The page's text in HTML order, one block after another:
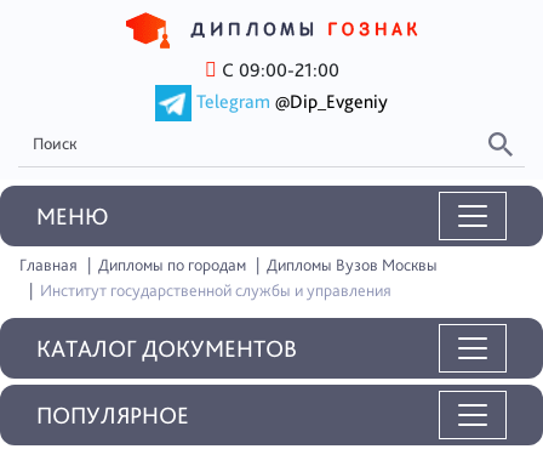
С 09:00-21:00
Telegram @Dip_Evgeniy
MEНЮ
Главная Дипломы по городам
Дипломы Вузов Москвы
Институт государственной службы и управления
КАТАЛОГ ДОКУМЕНТОВ
ПОПУЛЯРНОЕ